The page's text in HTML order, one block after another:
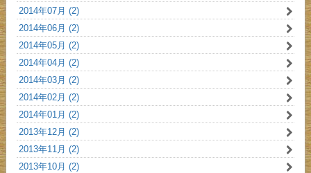
2014年07月 (2)
2014年06月 (2)
2014年05月 (2)
2014年04月 (2)
2014年03月 (2)
2014年02月 (2)
2014年01月 (2)
2013年12月 (2)
2013年11月 (2)
2013年10月 (2)